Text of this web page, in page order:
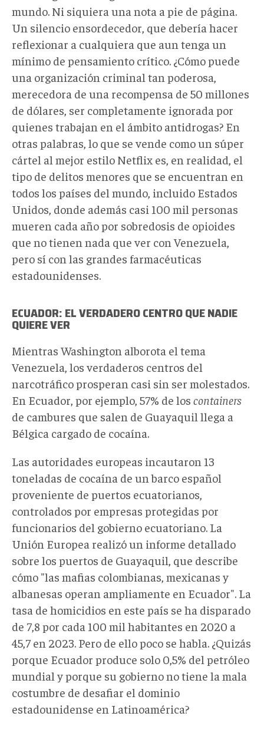
mundo. Ni siquiera una nota a pie de página.
Un silencio ensordecedor, que debería hacer
reflexionar a cualquiera que aun tenga un
mínimo de pensamiento crítico. ¿Cómo puede
una organización criminal tan poderosa,
merecedora de una recompensa de 50 millones
de dólares, ser completamente ignorada por
quienes trabajan en el ámbito antidrogas? En
otras palabras, lo que se vende como un súper
cártel al mejor estilo Netflix es, en realidad, el
tipo de delitos menores que se encuentran en
todos los países del mundo, incluido Estados
Unidos, donde además casi 100 mil personas
mueren cada año por sobredosis de opioides
que no tienen nada que ver con Venezuela,
pero sí con las grandes farmacéuticas
estadounidenses.
ECUADOR: EL VERDADERO CENTRO QUE NADIE
QUIERE VER
Mientras Washington alborota el tema
Venezuela, los verdaderos centros del
narcotráfico prosperan casi sin ser molestados.
En Ecuador, por ejemplo, 57% de los containers
de cambures que salen de Guayaquil llega a
Bélgica cargado de cocaína.
Las autoridades europeas incautaron 13
toneladas de cocaína de un barco español
proveniente de puertos ecuatorianos,
controlados por empresas protegidas por
funcionarios del gobierno ecuatoriano. La
Unión Europea realizó un informe detallado
sobre los puertos de Guayaquil, que describe
cómo "las mafias colombianas, mexicanas y
albanesas operan ampliamente en Ecuador". La
tasa de homicidios en este país se ha disparado
de 7,8 por cada 100 mil habitantes en 2020 a
45,7 en 2023. Pero de ello poco se habla. ¿Quizás
porque Ecuador produce solo 0,5% del petróleo
mundial y porque su gobierno no tiene la mala
costumbre de desafiar el dominio
estadounidense en Latinoamérica?